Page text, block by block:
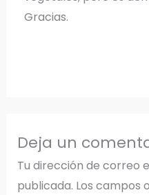
Gracias.
Deja un
Tu dirección de correo
publicada. Los campos